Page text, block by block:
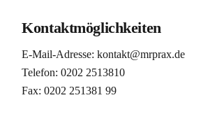
Kontaktmöglichkeiten
E-Mail-Adresse: kontakt@mrprax.de
Telefon:0202 2513810
Fax: 0202 251381 99